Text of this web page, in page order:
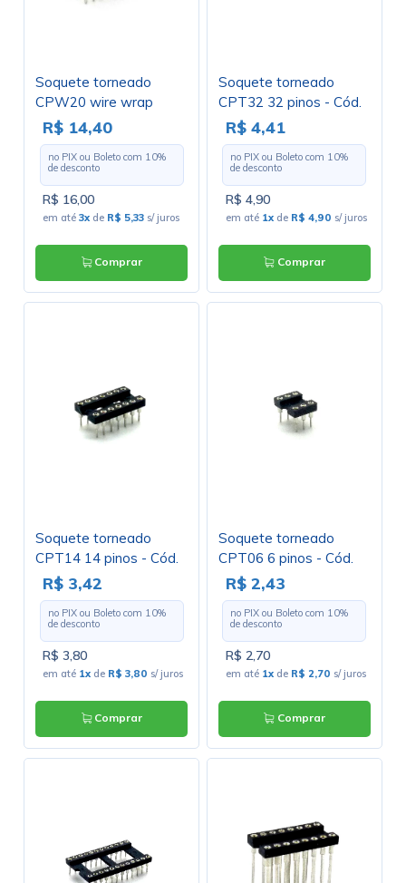
Soquete torneado
CPW20 wire wrap
17,9mm 20 pinos - Cód.
Loja 464 E 465
R$ 14,40
no PIX ou Boleto com 10%
de desconto
R$ 16,00
em até3x de R$ 5,33 s/ juros
Comprar
Soquete torneado
CPT32 32 pinos - Cód.
Loja 395 A 396
R$ 4,41
no PIX ou Boleto com 10%
de desconto
R$ 4,90
em até 1x de R$ 4,90 s/ juros
Comprar
Soquete torneado
CPT14 14 pinos - Cód.
Loja 134 a 138
R$ 3,42
no PIX ou Boleto com 10%
de desconto
R$ 3,80
em até 1x de R$ 3,80 s/ juros
Comprar
Soquete torneado
CPT06 6 pinos - Cód.
Loja 122 A 126
R$ 2,43
no PIX ou Boleto com 10%
de desconto
R$ 2,70
em até 1x de R$ 2,70 s/ juros
Comprar